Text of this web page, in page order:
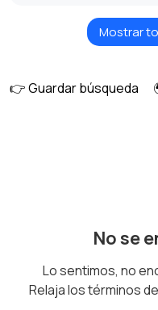
Videovigilancia
estabilizadores
Mostrar
👉 Guardar búsqueda
No se
Lo sentimos, no
Relaja los términos